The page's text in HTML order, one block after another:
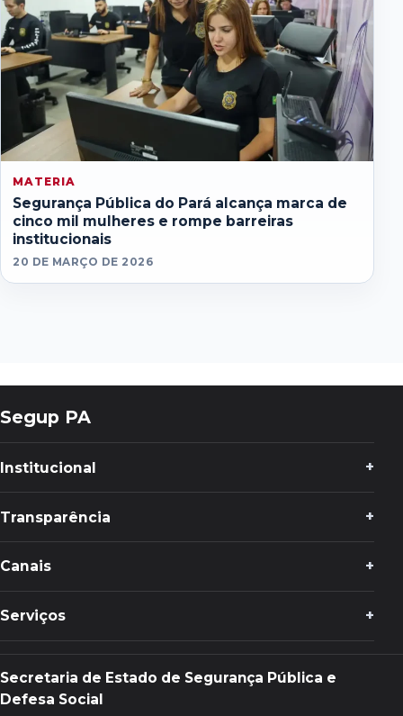
MATERIA
Segurança Pública do Pará alcança marca de
cinco mil mulheres e rompe barreiras
institucionais
20 DE MARÇO DE 2026
Segup PA
Institucional
Transparência
Canais
Serviços
Secretaria de Estado de Segurança Pública e
Defesa Social